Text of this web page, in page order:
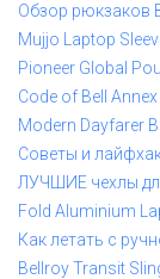
Обзор рюкзаков
Mujjo Laptop
Pioneer Global
Code of Bell
Modern Dayfarer
Советы и
ЛУЧШИЕ чехлы
Fold Aluminium
Как летать с
Bellroy Transit Sling